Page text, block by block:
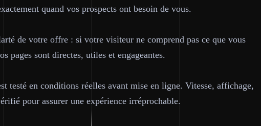
quand vos prospects ont besoin de vous.
de votre offre : si votre visiteur ne comprend pas ce que vous
pages sont directes, utiles et engageantes.
testé en conditions réelles avant mise en ligne. Vitesse, affichage,
pour assurer une expérience irréprochable.